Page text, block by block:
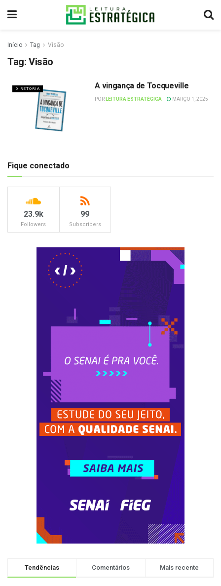
Início Tag Visão
Tag: Visão
DIRETORIA A vingança de Tocqueville
POR LEITURA ESTRATÉGICA MARÇO 1, 2025
Fique conectado
23.9k
Followers
99
Subscribers
Tendências Comentários Mais recente